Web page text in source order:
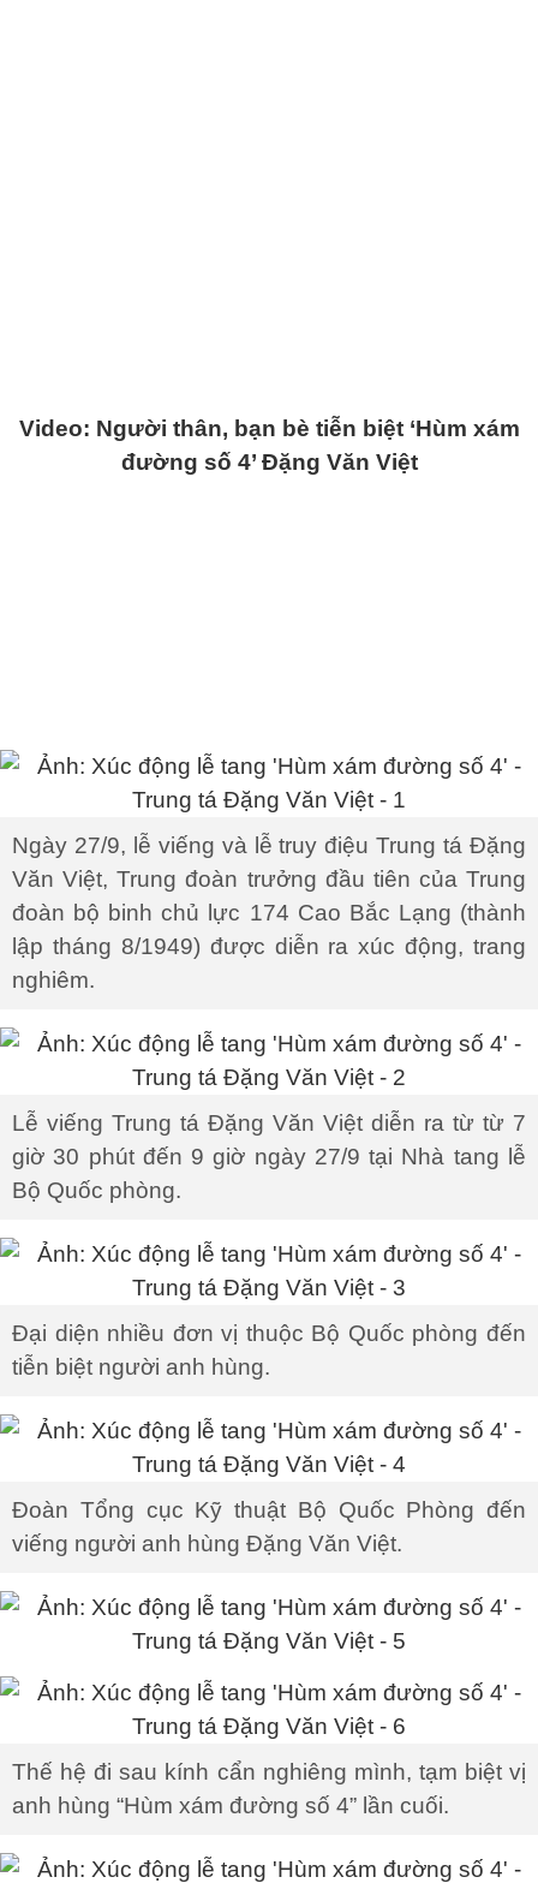
Video: Người thân, bạn bè tiễn biệt ‘Hùm xám
đường số 4’ Đặng Văn Việt
Ngày 27/9, lễ viếng và lễ truy điệu Trung tá Đặng
Văn Việt, Trung đoàn trưởng đầu tiên của Trung
đoàn bộ binh chủ lực 174 Cao Bắc Lạng (thành
lập tháng 8/1949) được diễn ra xúc động, trang
nghiêm.
Lễ viếng Trung tá Đặng Văn Việt diễn ra từ từ 7
giờ 30 phút đến 9 giờ ngày 27/9 tại Nhà tang lễ
Bộ Quốc phòng.
Đại diện nhiều đơn vị thuộc Bộ Quốc phòng đến
tiễn biệt người anh hùng.
Đoàn Tổng cục Kỹ thuật Bộ Quốc Phòng đến
viếng người anh hùng Đặng Văn Việt.
Thế hệ đi sau kính cẩn nghiêng mình, tạm biệt vị
anh hùng “Hùm xám đường số 4” lần cuối.